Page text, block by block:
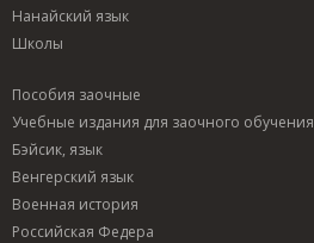
Нанайский язык
Школы
Пособия заочные
Учебные издания для заочного обучения
Бэйсик, язык
Венгерский язык
Военная история
Российская Федера